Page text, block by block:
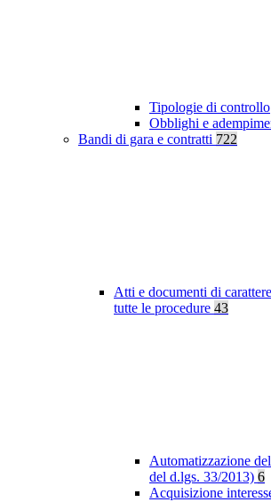
Tipologie di controllo
Obblighi e
Bandi di gara e contratti 722
Atti e documenti di
tutte le procedure 43
Automatizzazione
del d.lgs. 33/2013) 6
Acquisizione